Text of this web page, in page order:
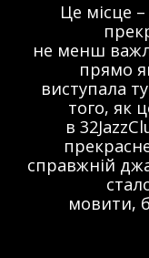
Це місце
не менш
прямо
виступала
того, як
в
справжній
мовити,